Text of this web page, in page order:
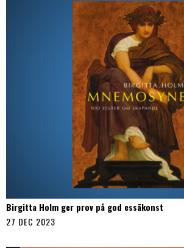
Birgitta Holm ger prov på god essäkonst
27 DEC 2023